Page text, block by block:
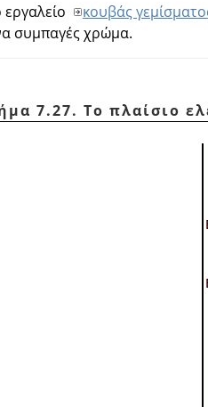
κουβάς
συμπαγές χρώμα.
7.27. Το πλαίσιο